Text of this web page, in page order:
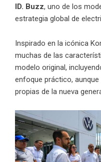
ID. Buzz, uno de los
estrategia global de
Inspirado en la icónica
muchas de las
modelo original,
enfoque práctico,
propias de la nueva